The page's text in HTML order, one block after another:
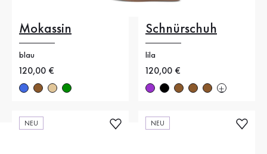
Mokassin
blau
Neuer Preis
120,00 €
Schnürschuh
lila
Neuer Preis
120,00 €
NEU NEU